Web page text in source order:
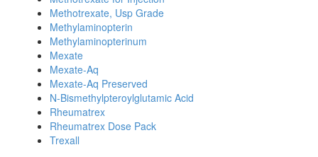
Methotrexate, Usp Grade
Methylaminopterin
Methylaminopterinum
Mexate
Mexate-Aq
Mexate-Aq Preserved
N-Bismethylpteroylglutamic Acid
Rheumatrex
Rheumatrex Dose Pack
Trexall